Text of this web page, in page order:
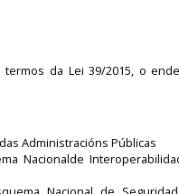
da Lei 39/2015, o
Administracións Públicas
Nacionalde